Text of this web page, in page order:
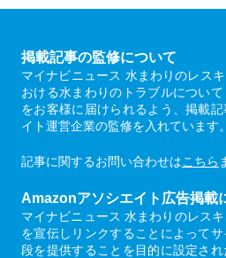
掲載記事の監修について
マイナビニュース 水まわりのレス
おける水まわりのトラブルについて
をお客様に届けられるよう、掲載
イト運営企業の監修を入れています。
記事に関するお問い合わせはこちら
Amazonアソシエイト広告掲載
マイナビニュース 水まわりのレス
を宣伝しリンクすることによって
段を提供することを目的に設定さ